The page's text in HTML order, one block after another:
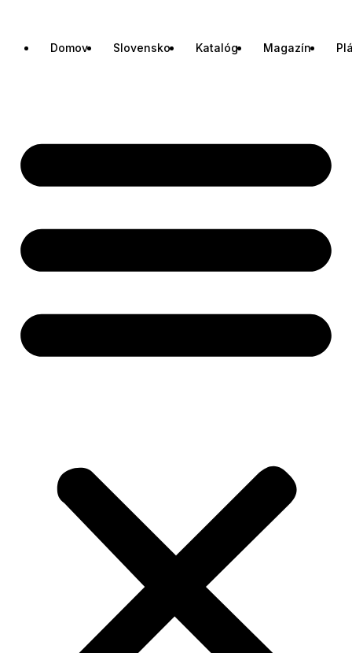
Domov Slovensko Katalóg Magazín